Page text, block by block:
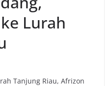
Lurah
Tanjung Riau, Afrizon